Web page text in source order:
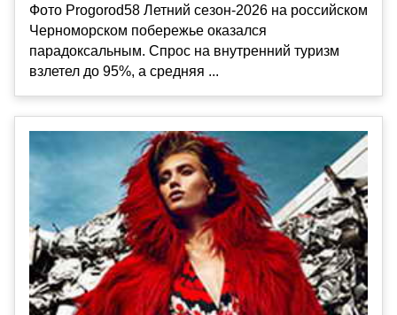
Фото Progorod58 Летний сезон-2026 на российском
Черноморском побережье оказался
парадоксальным. Спрос на внутренний туризм
взлетел до 95%, а средняя ...